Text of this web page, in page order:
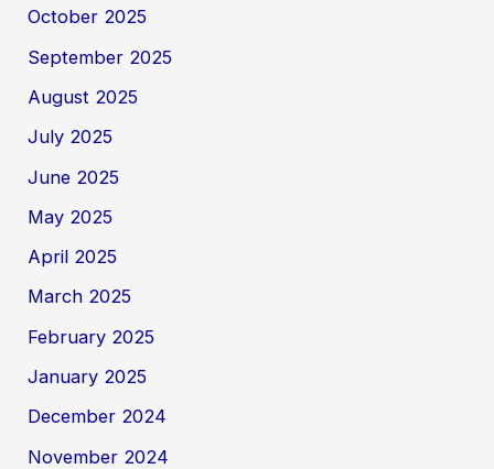
October 2025
September 2025
August 2025
July 2025
June 2025
May 2025
April 2025
March 2025
February 2025
January 2025
December 2024
November 2024